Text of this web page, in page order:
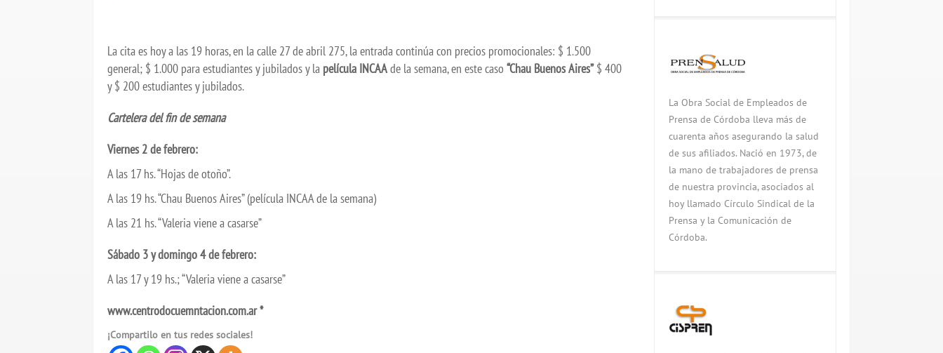
La cita es hoy a las 19 horas, en la calle 27 de abril 275, la entrada continúa con precios promocionales: $ 1.500
general; $ 1.000 para estudiantes y jubilados y la película INCAAde la semana, en este caso “Chau Buenos Aires”$ 400
y $ 200 estudiantes y jubilados.
Cartelera del fin de semana
Viernes 2 de febrero:
A las 17 hs. “Hojas de otoño”.
A las 19 hs. “Chau Buenos Aires” (película INCAA de la semana)
A las 21 hs. “Valeria viene a casarse”
Sábado 3 y domingo 4 de febrero:
A las 17 y 19 hs.; “Valeria viene a casarse”
www.centrodocuemntacion.com.ar *
¡Compartilo en tus redes sociales!
La Obra Social de Empleados de
Prensa de Córdoba lleva más de
cuarenta años asegurando la salud
de sus afiliados. Nació en 1973, de
la mano de trabajadores de prensa
de nuestra provincia, asociados al
hoy llamado Círculo Sindical de la
Prensa y la Comunicación de
Córdoba.